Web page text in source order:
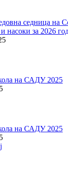
седница на
насоки за 2026
на САДУ 2025
на САДУ 2025